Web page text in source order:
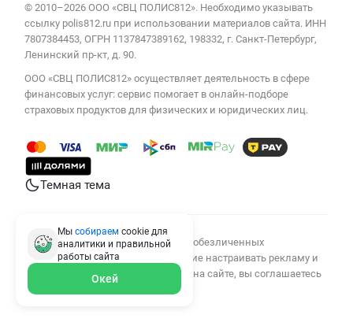
© 2010–2026 ООО «СВЦ ПОЛИС812». Необходимо указывать
ссылку polis812.ru при использовании материалов сайта. ИНН
7807384453, ОГРН 1137847389162, 198332, г. Санкт-Петербург,
Ленинский пр-кт, д. 90.
ООО «СВЦ ПОЛИС812» осуществляет деятельность в сфере
финансовых услуг: сервис помогает в онлайн-подборе
страховых продуктов для физических и юридических лиц.
Темная тема
Мы используем cookies для сбора обезличенных
персональных данных, помогающие настраивать рекламу и
анализировать трафик. Оставаясь на сайте, вы соглашаетесь
на сбор таких данных.
Мы собираем cookie для
аналитики и правильной
работы сайта
Окей